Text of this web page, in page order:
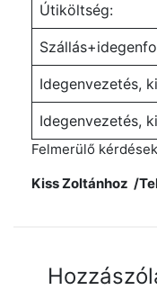
Útiköltség:
Idegenvezetés,
Idegenvezetés,
Felmerülő
Kiss Zoltánhoz /